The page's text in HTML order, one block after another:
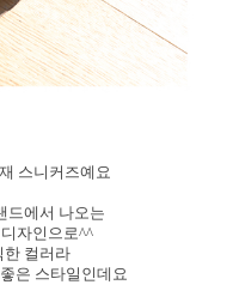
스니커즈예요
드에서 나오는
자인으로^^
한 컬러라
은 스타일인데요